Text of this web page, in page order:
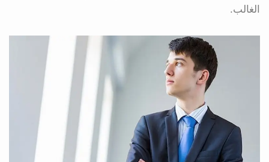
الغالب.